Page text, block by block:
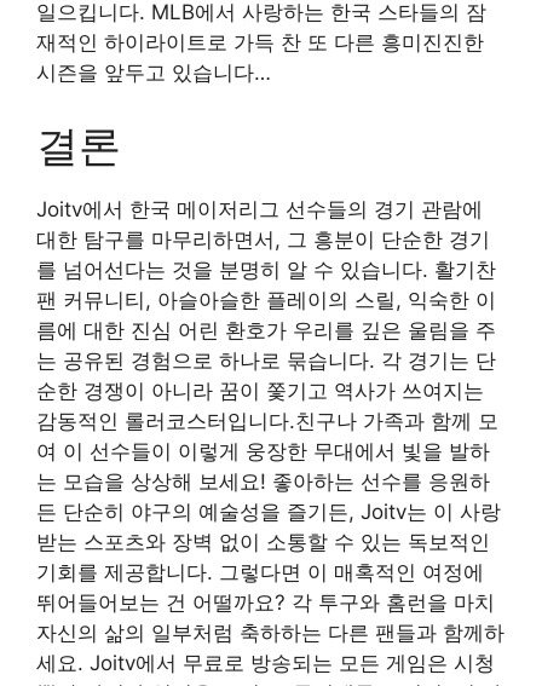
일으킵니다. MLB에서 사랑하는 한국 스타들의 잠
재적인 하이라이트로 가득 찬 또 다른 흥미진진한
시즌을 앞두고 있습니다…
결론
Joitv에서 한국 메이저리그 선수들의 경기 관람에
대한 탐구를 마무리하면서, 그 흥분이 단순한 경기
를 넘어선다는 것을 분명히 알 수 있습니다. 활기찬
팬 커뮤니티, 아슬아슬한 플레이의 스릴, 익숙한 이
름에 대한 진심 어린 환호가 우리를 깊은 울림을 주
는 공유된 경험으로 하나로 묶습니다. 각 경기는 단
순한 경쟁이 아니라 꿈이 쫓기고 역사가 쓰여지는
감동적인 롤러코스터입니다.친구나 가족과 함께 모
여 이 선수들이 이렇게 웅장한 무대에서 빛을 발하
는 모습을 상상해 보세요! 좋아하는 선수를 응원하
든 단순히 야구의 예술성을 즐기든, Joitv는 이 사랑
받는 스포츠와 장벽 없이 소통할 수 있는 독보적인
기회를 제공합니다. 그렇다면 이 매혹적인 여정에
뛰어들어보는 건 어떨까요? 각 투구와 홈런을 마치
자신의 삶의 일부처럼 축하하는 다른 팬들과 함께하
세요. Joitv에서 무료로 방송되는 모든 게임은 시청